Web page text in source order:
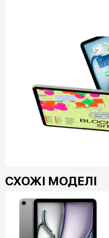
СХОЖІ МОДЕЛІ